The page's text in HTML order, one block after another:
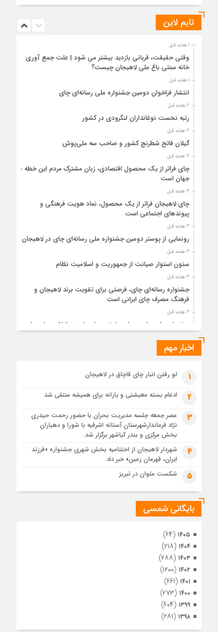
تایم لاین
1 هفته قبل
وقتی حقیقت، قربانی بازدید بیشتر می شود | علت جمع آوری
خانه سنتی باغ ملی لاهیجان چیست؟
1 هفته قبل
انتشار فراخوان دومین جشنواره ملی رسانه‌ای چای
2 هفته قبل
رتبه نخست نوغانداران لنگرودی در کشور
3 هفته قبل
گیلان فاتح شطرنج کشور و صاحب سه ملی‌پوش
3 هفته قبل
چای فراتر از یک محصول اقتصادی، زبان مشترک مردم این خطه با
جهان است
3 هفته قبل
چای لاهیجان فراتر از یک محصول، نماد هویت فرهنگی و
پیوندهای اجتماعی است
3 هفته قبل
رونمایی از پوستر دومین جشنواره ملی رسانه‌ای چای در لاهیجان
3 هفته قبل
ستون استوار صیانت از جمهوریت و اسلامیت نظام
3 هفته قبل
جشنواره رسانه‌ای چای، فرصتی برای تقویت برند لاهیجان و
فرهنگ مصرف چای ایرانی است
3 هفته قبل
جشنواره ملی چای، حمایت از لاهیجان یا هزینه‌تراشی برای چای
1 ماه قبل
1 ماه قبل
رئوف
تصاویر هوایی مراسم تشییع پیکر مطهر آقای شهید ایران – مشهد
مراسم تشییع پیکر مطهر آقای شهید ایران – مشهد
تصاویری از تراکم جمعیت حاضر در میدان ثورهالعشرین نجف
اشرف
اخبار مهم
1 لو رفتن انبار چای قاچاق در لاهیجان
2 ادغام بسته معیشتی و یارانه برای همیشه منتفی شد
3
عصر جمعه جلسه مدیریت بحران با حضور رحمت حیدری
نژاد فرماندارشهرستان آستانه اشرفیه با شورا و دهیاران
بخش مرکزی و بندر کیاشهر برگزار شد.
4
شهردار لاهیجان از اختتامیه بخش شهری جشنواره «فرزند
ایران، قهرمان زمین» خبر داد
5 شکست ملوان در تبریز
بایگانی شمسی
۱۴۰۵ (۶۴)
۱۴۰۴ (۲۱۸)
۱۴۰۳ (۲۸۸)
۱۴۰۲ (۱۲۰۰)
۱۴۰۱ (۶۶۱)
۱۴۰۰ (۲۷۳)
۱۳۹۹ (۶۰۴)
۱۳۹۸ (۲۸۱)